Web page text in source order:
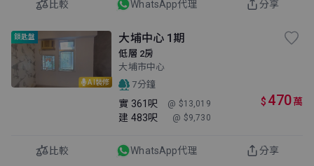
比較 WhatsApp代理 分享
AI裝修
鎖匙盤 大埔中心 1期
低層 2房
大埔市中心
7分鐘
實 361呎 @ $13,019
建 483呎 @ $9,730
$ 470萬
比較 WhatsApp代理 分享